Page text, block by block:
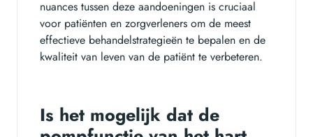
nuances tussen deze aandoeningen is cruciaal
voor patiënten en zorgverleners om de meest
effectieve behandelstrategieën te bepalen en de
kwaliteit van leven van de patiënt te verbeteren.
Is het mogelijk dat de